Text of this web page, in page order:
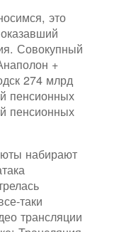
это
Совокупный
+
274 млрд
пенсионных
пенсионных
набирают
таки
трансляции